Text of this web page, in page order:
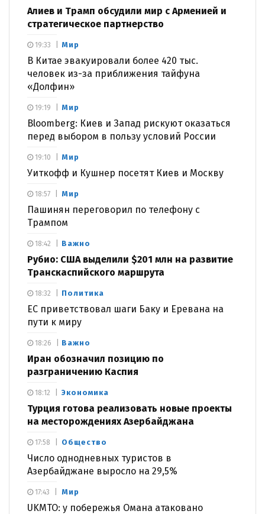
Алиев и Трамп обсудили мир с Арменией и
стратегическое партнерство
Мир
В Китае эвакуировали более 420 тыс.
человек из-за приближения тайфуна
«Долфин»
19:33
Мир
Bloomberg: Киев и Запад рискуют оказаться
перед выбором в пользу условий России
19:19
Мир
Уиткофф и Кушнер посетят Киев и Москву
19:10
Мир
Пашинян переговорил по телефону с
Трампом
18:57
Важно
Рубио: США выделили $201 млн на развитие
Транскаспийского маршрута
18:42
Политика
ЕС приветствовал шаги Баку и Еревана на
пути к миру
18:32
Важно
Иран обозначил позицию по
разграничению Каспия
18:26
Экономика
Турция готова реализовать новые проекты
на месторождениях Азербайджана
18:12
Общество
Число однодневных туристов в
Азербайджане выросло на 29,5%
17:58
Мир
UKMTO: у побережья Омана атаковано
17:43